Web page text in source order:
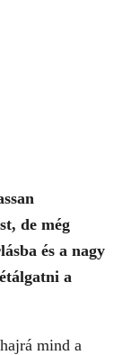
de még
és a nagy
a
mind a